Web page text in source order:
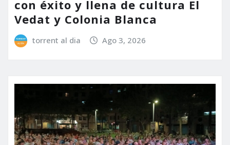
con éxito y llena de cultura El
Vedat y Colonia Blanca
torrent al dia Ago 3, 2026